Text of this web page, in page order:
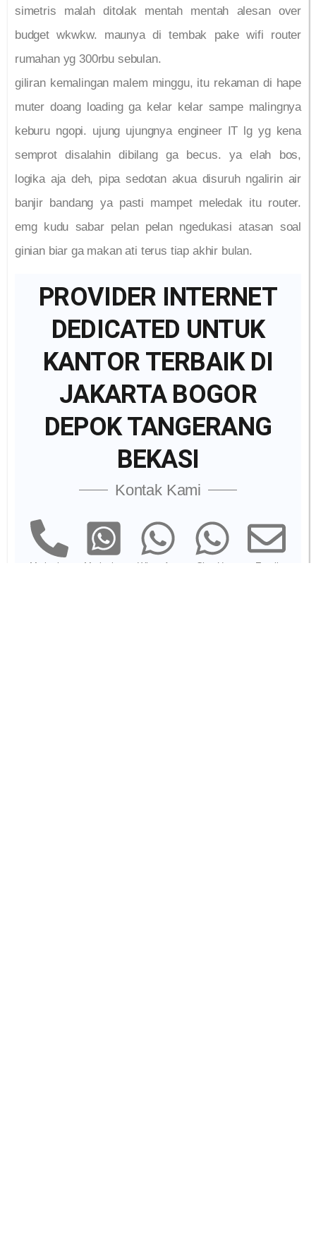
simetris malah ditolak mentah mentah alesan over
budget wkwkw. maunya di tembak pake wifi router
rumahan yg 300rbu sebulan.
giliran kemalingan malem minggu, itu rekaman di hape
muter doang loading ga kelar kelar sampe malingnya
keburu ngopi. ujung ujungnya engineer IT lg yg kena
semprot disalahin dibilang ga becus. ya elah bos,
logika aja deh, pipa sedotan akua disuruh ngalirin air
banjir bandang ya pasti mampet meledak itu router.
emg kudu sabar pelan pelan ngedukasi atasan soal
ginian biar ga makan ati terus tiap akhir bulan.
PROVIDER INTERNET
DEDICATED UNTUK
KANTOR TERBAIK DI
JAKARTA BOGOR
DEPOK TANGERANG
BEKASI
Kontak Kami
Marketing
Marketing
WhatsApp Chat Us Email